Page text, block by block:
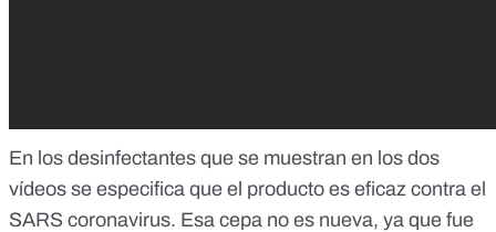
En los desinfectantes que se muestran en los dos
vídeos se especifica que el producto es eficaz contra el
SARS coronavirus. Esa cepa no es nueva, ya que fue